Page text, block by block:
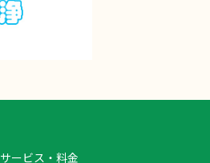
サービス・料金